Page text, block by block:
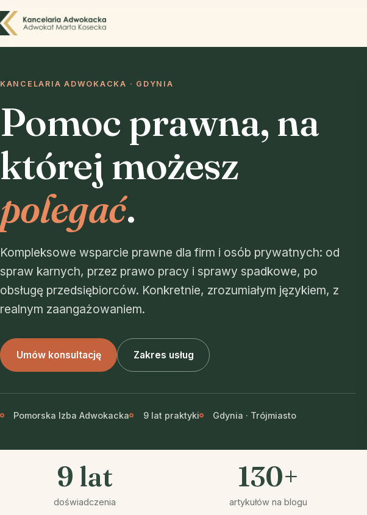
KANCELARIA ADWOKACKA · GDYNIA
Pomoc prawna, na
której możesz
polegać.
Kompleksowe wsparcie prawne dla firm i osób prywatnych: od
spraw karnych, przez prawo pracy i sprawy spadkowe, po
obsługę przedsiębiorców. Konkretnie, zrozumiałym językiem, z
realnym zaangażowaniem.
Umów konsultację Zakres usług
Pomorska Izba Adwokacka 9 lat praktyki Gdynia · Trójmiasto
9 lat
doświadczenia
130+
artykułów na blogu